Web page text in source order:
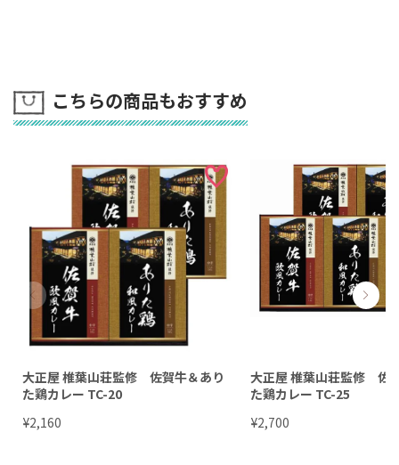
こちらの商品もおすすめ
大正屋 椎葉山荘監修 佐賀牛＆あり
た鶏カレー TC-20
¥2,160
大正屋 椎葉山荘監修 佐
た鶏カレー TC-25
¥2,700